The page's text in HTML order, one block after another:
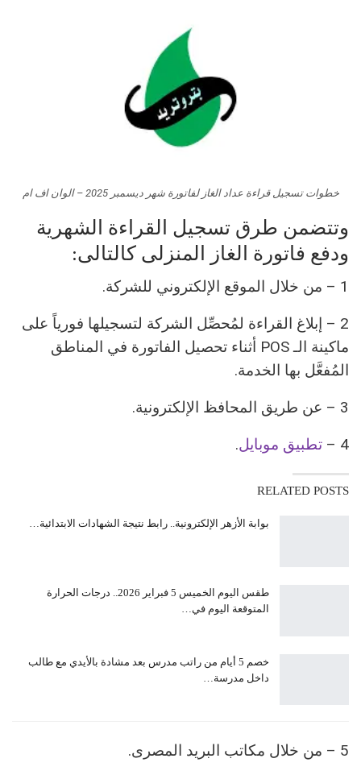
خطوات تسجيل قراءة عداد الغاز لفاتورة شهر ديسمبر 2025 – الوان اف ام
وتتضمن طرق تسجيل القراءة الشهرية
ودفع فاتورة الغاز المنزلى كالتالى:
1 – من خلال الموقع الإلكتروني للشركة.
2 – إبلاغ القراءة لمُحصِّل الشركة لتسجيلها فورياً على
ماكينة الـ POS أثناء تحصيل الفاتورة في المناطق
المُفعَّل بها الخدمة.
3 – عن طريق المحافظ الإلكترونية.
4 –
تطبيق موبايل.
RELATED POSTS
بوابة الأزهر الإلكترونية.. رابط نتيجة الشهادات الابتدائية…
طقس اليوم الخميس 5 فبراير 2026.. درجات الحرارة
المتوقعة اليوم في…
خصم 5 أيام من راتب مدرس بعد مشادة بالأيدي مع طالب
داخل مدرسة…
5 – من خلال مكاتب البريد المصرى.